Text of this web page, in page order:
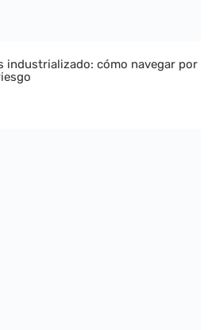
industrializado: cómo navegar por